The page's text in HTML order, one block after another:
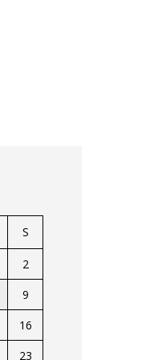
S
2
9
16
23